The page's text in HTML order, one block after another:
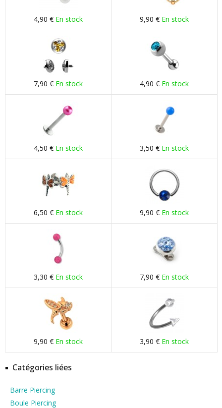
4,90 € En stock 9,90 € En stock
7,90 € En stock 4,90 € En stock
4,50 € En stock 3,50 € En stock
6,50 € En stock 9,90 € En stock
3,30 € En stock 7,90 € En stock
9,90 € En stock 3,90 € En stock
Catégories liées
Barre Piercing
Boule Piercing